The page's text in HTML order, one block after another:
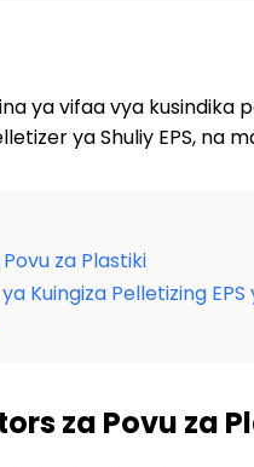
ya vifaa vya
ya Shuliy EPS, na
za Plastiki
Kuingiza Pelletizing EPS
za Povu za